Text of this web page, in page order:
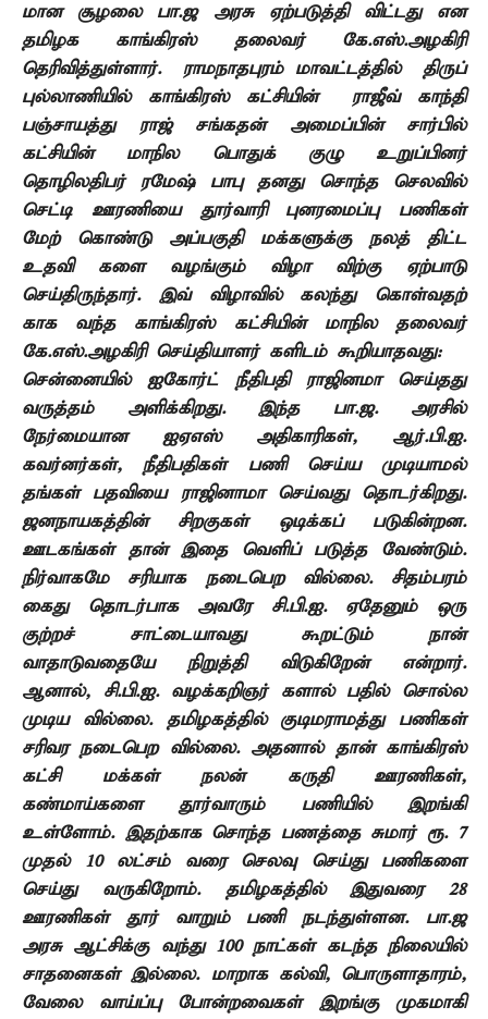
மான சூழலை பா.ஜ அரசு ஏற்படுத்தி விட்டது என
தமிழக காங்கிரஸ் தலைவர் கே.எஸ்.அழகிரி
தெரிவித்துள்ளார். ராமநாதபுரம் மாவட்டத்தில் திருப்
புல்லாணியில் காங்கிரஸ் கட்சியின் ராஜீவ் காந்தி
பஞ்சாயத்து ராஜ் சங்கதன் அமைப்பின் சார்பில்
கட்சியின் மாநில பொதுக் குழு உறுப்பினர்
தொழிலதிபர் ரமேஷ் பாபு தனது சொந்த செலவில்
செட்டி ஊரணியை தூர்வாரி புனரமைப்பு பணிகள்
மேற் கொண்டு அப்பகுதி மக்களுக்கு நலத் திட்ட
உதவி களை வழங்கும் விழா விற்கு ஏற்பாடு
செய்திருந்தார். இவ் விழாவில் கலந்து கொள்வதற்
காக வந்த காங்கிரஸ் கட்சியின் மாநில தலைவர்
கே.எஸ்.அழகிரி செய்தியாளர் களிடம் கூறியாதவது:
சென்னையில் ஐகோர்ட் நீதிபதி ராஜினமா செய்தது
வருத்தம் அளிக்கிறது. இந்த பா.ஜ. அரசில்
நேர்மையான ஐஏஎஸ் அதிகாரிகள், ஆர்.பி.ஐ.
கவர்னர்கள், நீதிபதிகள் பணி செய்ய முடியாமல்
தங்கள் பதவியை ராஜினாமா செய்வது தொடர்கிறது.
ஜனநாயகத்தின் சிறகுகள் ஒடிக்கப் படுகின்றன.
ஊடகங்கள் தான் இதை வெளிப் படுத்த வேண்டும்.
நிர்வாகமே சரியாக நடைபெற வில்லை. சிதம்பரம்
கைது தொடர்பாக அவரே சி.பி.ஐ. ஏதேனும் ஒரு
குற்றச் சாட்டையாவது கூறட்டும் நான்
வாதாடுவதையே நிறுத்தி விடுகிறேன் என்றார்.
ஆனால், சி.பி.ஐ. வழக்கறிஞர் களால் பதில் சொல்ல
முடிய வில்லை. தமிழகத்தில் குடிமராமத்து பணிகள்
சரிவர நடைபெற வில்லை. அதனால் தான் காங்கிரஸ்
கட்சி மக்கள் நலன் கருதி ஊரணிகள்,
கண்மாய்களை தூர்வாரும் பணியில் இறங்கி
உள்ளோம். இதற்காக சொந்த பணத்தை சுமார் ரூ. 7
முதல் 10 லட்சம் வரை செலவு செய்து பணிகளை
செய்து வருகிறோம். தமிழகத்தில் இதுவரை 28
ஊரணிகள் தூர் வாறும் பணி நடந்துள்ளன. பா.ஜ
அரசு ஆட்சிக்கு வந்து 100 நாட்கள் கடந்த நிலையில்
சாதனைகள் இல்லை. மாறாக கல்வி, பொருளாதாரம்,
வேலை வாய்ப்பு போன்றவைகள் இறங்கு முகமாகி